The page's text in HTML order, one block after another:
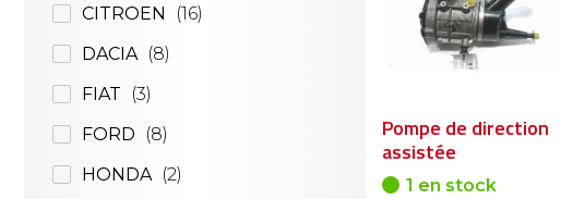
Pompe de direction
assistée
1 en stock
CITROEN
16
DACIA
8
FIAT
3
FORD
8
HONDA
2